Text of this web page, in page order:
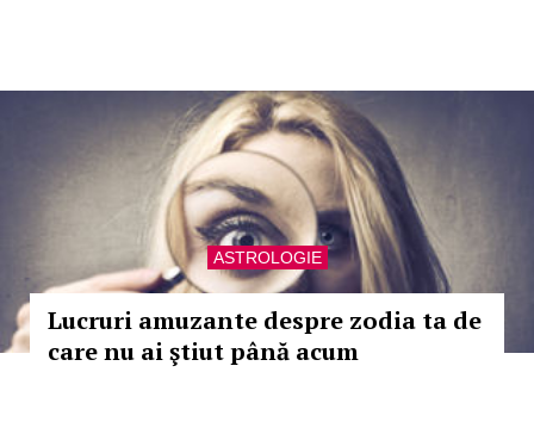
ASTROLOGIE
Lucruri amuzante despre zodia ta de
care nu ai ştiut până acum